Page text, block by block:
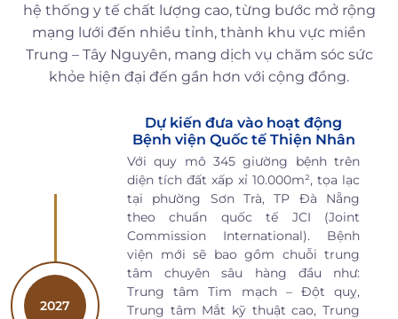
hệ thống y tế chất lượng cao, từng bước mở rộng
mạng lưới đến nhiều tỉnh, thành khu vực miền
Trung – Tây Nguyên, mang dịch vụ chăm sóc sức
khỏe hiện đại đến gần hơn với cộng đồng.
2027
Dự kiến đưa vào hoạt động
Bệnh viện Quốc tế Thiện Nhân
Với quy mô 345 giường bệnh trên
diện tích đất xấp xỉ 10.000m², tọa lạc
tại phường Sơn Trà, TP Đà Nẵng
theo chuẩn quốc tế JCI (Joint
Commission International). Bệnh
viện mới sẽ bao gồm chuỗi trung
tâm chuyên sâu hàng đầu như:
Trung tâm Tim mạch – Đột quỵ,
Trung tâm Mắt kỹ thuật cao, Trung